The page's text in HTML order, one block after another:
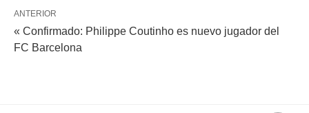
ANTERIOR
« Confirmado: Philippe Coutinho es nuevo jugador del
FC Barcelona